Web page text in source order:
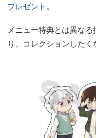
プレゼント 。
メニュー特典とは異な
り、コレクションしたく